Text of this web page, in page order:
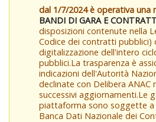
dal 1/7/2024 è operativa una
BANDI DI GARA E
disposizioni contenute nella
Codice dei contratti pubblici)
digitalizzazione dell'intero
pubblici.La trasparenza è
indicazioni dell'Autorità
declinate con Delibera ANAC
successivi aggiornamenti.Le
piattaforma sono soggette a
Banca Dati Nazionale dei